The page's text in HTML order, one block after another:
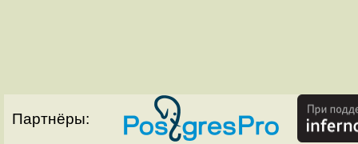
Партнёры: